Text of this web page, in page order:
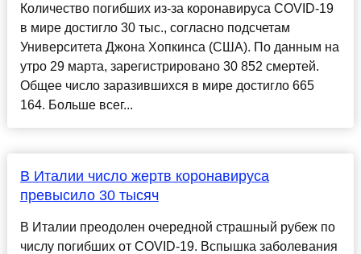
Количество погибших из-за коронавируса COVID-19
в мире достигло 30 тыс., согласно подсчетам
Университета Джона Хопкинса (США). По данным на
утро 29 марта, зарегистрировано 30 852 смертей.
Общее число заразившихся в мире достигло 665
164. Больше всег...
В Италии число жертв коронавируса
превысило 30 тысяч
В Италии преодолен очередной страшный рубеж по
числу погибших от COVID-19. Вспышка заболевания